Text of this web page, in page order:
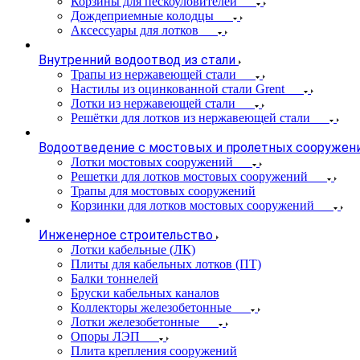
Дождеприемные колодцы
Аксессуары для лотков
Внутренний водоотвод из стали
Трапы из нержавеющей стали
Настилы из оцинкованной стали Grent
Лотки из нержавеющей стали
Решётки для лотков из нержавеющей стали
Водоотведение с мостовых и пролетных
Лотки мостовых сооружений
Решетки для лотков мостовых сооружений
Трапы для мостовых сооружений
Корзинки для лотков мостовых сооружений
Инженерное строительство
Лотки кабельные (ЛК)
Плиты для кабельных лотков (ПТ)
Балки тоннелей
Бруски кабельных каналов
Коллекторы железобетонные
Лотки железобетонные
Опоры ЛЭП
Плита крепления сооружений